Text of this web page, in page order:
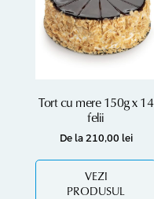
Tort cu mere 150g x 14
felii
De la 210,00 lei
VEZI
PRODUSUL